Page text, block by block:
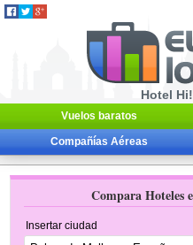
Hotel
Vuelos baratos
Compañías Aéreas
Compara Hoteles
Insertar ciudad